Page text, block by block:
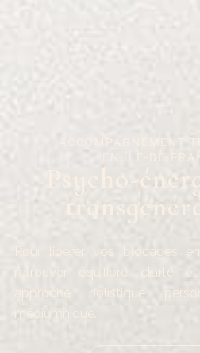
ACCOMPAGNEMENT
EN ÎLE-DE-
Psycho-
Pour libérer vos blocages
retrouver équilibre, clarté
approche holistique
médiumnique.